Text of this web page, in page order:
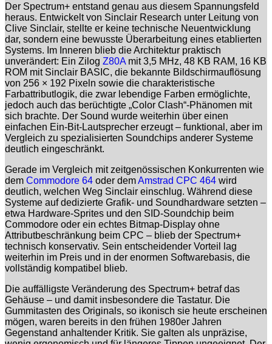
Der Spectrum+ entstand genau aus diesem Spannungsfeld
heraus. Entwickelt von Sinclair Research unter Leitung von
Clive Sinclair, stellte er keine technische Neuentwicklung
dar, sondern eine bewusste Überarbeitung eines etablierten
Systems. Im Inneren blieb die Architektur praktisch
unverändert: Ein Zilog Z80A mit 3,5 MHz, 48 KB RAM, 16 KB
ROM mit Sinclair BASIC, die bekannte Bildschirmauflösung
von 256 × 192 Pixeln sowie die charakteristische
Farbattributlogik, die zwar lebendige Farben ermöglichte,
jedoch auch das berüchtigte „Color Clash“-Phänomen mit
sich brachte. Der Sound wurde weiterhin über einen
einfachen Ein-Bit-Lautsprecher erzeugt – funktional, aber im
Vergleich zu spezialisierten Soundchips anderer Systeme
deutlich eingeschränkt.
Gerade im Vergleich mit zeitgenössischen Konkurrenten wie
dem Commodore 64 oder demAmstrad CPC 464 wird
deutlich, welchen Weg Sinclair einschlug. Während diese
Systeme auf dedizierte Grafik- und Soundhardware setzten –
etwa Hardware-Sprites und den SID-Soundchip beim
Commodore oder ein echtes Bitmap-Display ohne
Attributbeschränkung beim CPC – blieb der Spectrum+
technisch konservativ. Sein entscheidender Vorteil lag
weiterhin im Preis und in der enormen Softwarebasis, die
vollständig kompatibel blieb.
Die auffälligste Veränderung des Spectrum+ betraf das
Gehäuse – und damit insbesondere die Tastatur. Die
Gummitasten des Originals, so ikonisch sie heute erscheinen
mögen, waren bereits in den frühen 1980er Jahren
Gegenstand anhaltender Kritik. Sie galten als unpräzise,